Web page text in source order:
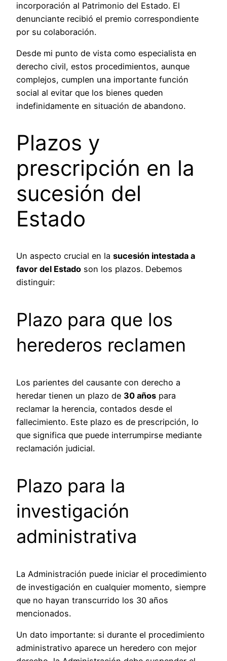
incorporación al Patrimonio del Estado. El
denunciante recibió el premio correspondiente
por su colaboración.
Desde mi punto de vista como especialista en
derecho civil, estos procedimientos, aunque
complejos, cumplen una importante función
social al evitar que los bienes queden
indefinidamente en situación de abandono.
Plazos y
prescripción en la
sucesión del
Estado
Un aspecto crucial en la sucesión intestada a
favor del Estado son los plazos. Debemos
distinguir:
Plazo para que los
herederos reclamen
Los parientes del causante con derecho a
heredar tienen un plazo de 30 años para
reclamar la herencia, contados desde el
fallecimiento. Este plazo es de prescripción, lo
que significa que puede interrumpirse mediante
reclamación judicial.
Plazo para la
investigación
administrativa
La Administración puede iniciar el procedimiento
de investigación en cualquier momento, siempre
que no hayan transcurrido los 30 años
mencionados.
Un dato importante: si durante el procedimiento
administrativo aparece un heredero con mejor